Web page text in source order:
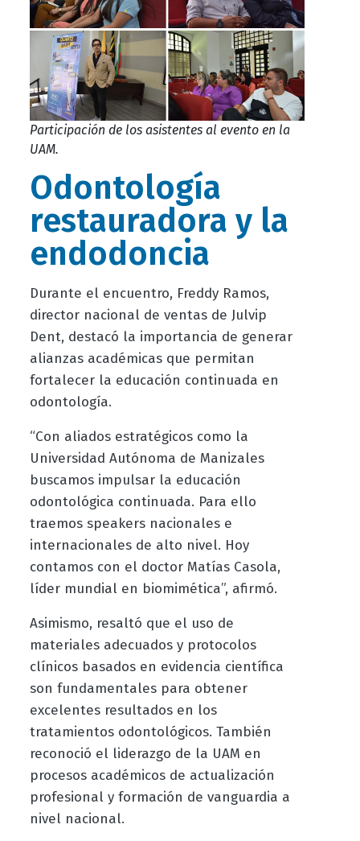
Participación de los asistentes al evento en la
UAM.
Odontología
restauradora y la
endodoncia
Durante el encuentro, Freddy Ramos,
director nacional de ventas de Julvip
Dent, destacó la importancia de generar
alianzas académicas que permitan
fortalecer la educación continuada en
odontología.
“Con aliados estratégicos como la
Universidad Autónoma de Manizales
buscamos impulsar la educación
odontológica continuada. Para ello
traemos speakers nacionales e
internacionales de alto nivel. Hoy
contamos con el doctor Matías Casola,
líder mundial en biomimética”, afirmó.
Asimismo, resaltó que el uso de
materiales adecuados y protocolos
clínicos basados en evidencia científica
son fundamentales para obtener
excelentes resultados en los
tratamientos odontológicos. También
reconoció el liderazgo de la UAM en
procesos académicos de actualización
profesional y formación de vanguardia a
nivel nacional.